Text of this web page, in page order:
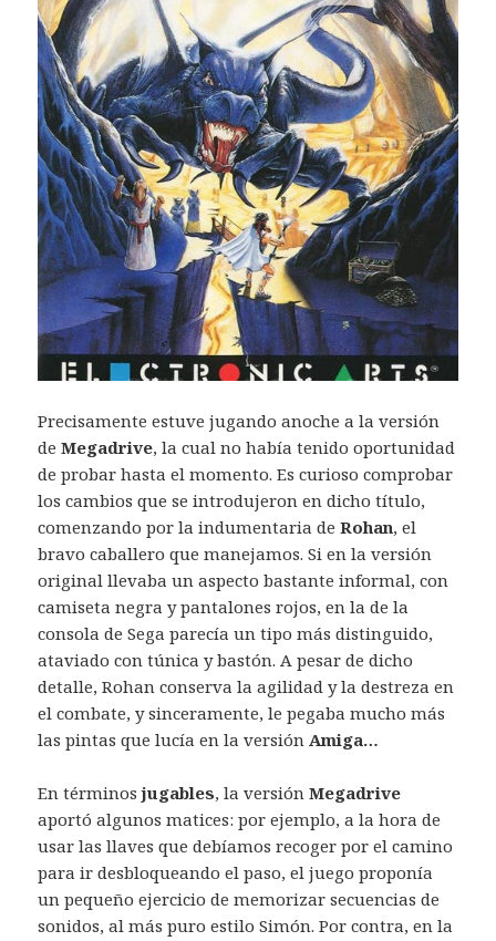
Precisamente estuve jugando anoche a la versión
deMegadrive, la cual no había tenido oportunidad
de probar hasta el momento. Es curioso comprobar
los cambios que se introdujeron en dicho título,
comenzando por la indumentaria deRohan, el
bravo caballero que manejamos. Si en la versión
original llevaba un aspecto bastante informal, con
camiseta negra y pantalones rojos, en la de la
consola de Sega parecía un tipo más distinguido,
ataviado con túnica y bastón. A pesar de dicho
detalle, Rohan conserva la agilidad y la destreza en
el combate, y sinceramente, le pegaba mucho más
las pintas que lucía en la versiónAmiga…
En términosjugables, la versiónMegadrive
aportó algunos matices: por ejemplo, a la hora de
usar las llaves que debíamos recoger por el camino
para ir desbloqueando el paso, el juego proponía
un pequeño ejercicio de memorizar secuencias de
sonidos, al más puro estilo Simón. Por contra, en la